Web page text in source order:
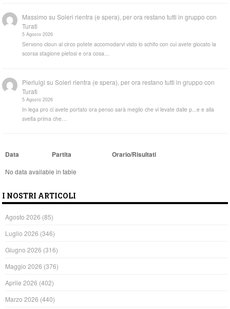
Massimo suSoleri rientra (e spera), per ora restano tutti in gruppo con
Turati
5 Agosto 2026
Servono cloun al circo potete accomodarvi visto lo schifo con cui avete giocato la
scorsa stagione pietosi e ora cosa…
Pierluigi suSoleri rientra (e spera), per ora restano tutti in gruppo con
Turati
5 Agosto 2026
In lega pro ci avete portato ora penso sarà meglio che vi levate dalle p...e e alla
svelta prima che…
Data Partita Orario/Risultati
No data available in table
I NOSTRI ARTICOLI
Agosto 2026 (85)
Luglio 2026 (346)
Giugno 2026 (316)
Maggio 2026 (376)
Aprile 2026 (402)
Marzo 2026 (440)